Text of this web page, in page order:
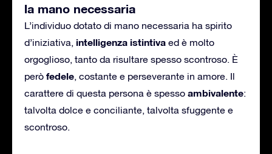
la mano necessaria
L’individuo dotato di mano necessaria ha spirito
d’iniziativa, intelligenza istintiva ed è molto
orgoglioso, tanto da risultare spesso scontroso. È
però fedele, costante e perseverante in amore. Il
carattere di questa persona è spesso ambivalente:
talvolta dolce e conciliante, talvolta sfuggente e
scontroso.